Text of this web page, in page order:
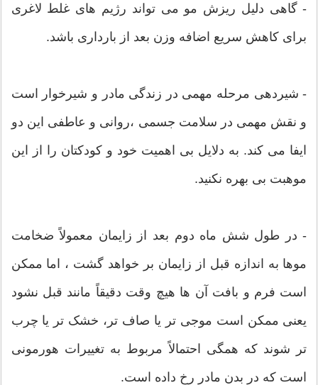
- گاهی دلیل ریزش مو می تواند رژیم های غلط لاغری
برای کاهش سریع اضافه وزن بعد از بارداری باشد.
- شیردهی مرحله مهمی در زندگی مادر و شیرخوار است
و نقش مهمی در سلامت جسمی ،روانی و عاطفی این دو
ایفا می کند. به دلایل بی اهمیت خود و کودکتان را از این
موهبت بی بهره نکنید.
- در طول شش ماه دوم بعد از زایمان معمولاً ضخامت
موها به اندازه قبل از زایمان بر خواهد گشت ، اما ممکن
است فرم و بافت آن ها هیچ وقت دقیقاً مانند قبل نشود
یعنی ممکن است موجی تر یا صاف تر، خشک تر یا چرب
تر شوند که همگی احتمالاً مربوط به تغییرات هورمونی
است که در بدن مادر رخ داده است.